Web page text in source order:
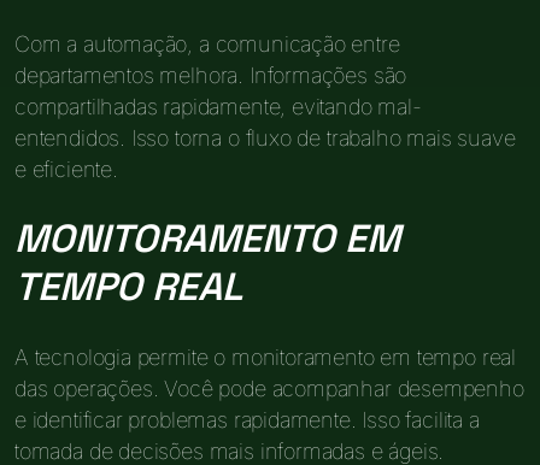
Com a automação, a comunicação entre
departamentos melhora. Informações são
compartilhadas rapidamente, evitando mal-
entendidos. Isso torna o fluxo de trabalho mais suave
e eficiente.
MONITORAMENTO EM
TEMPO REAL
A tecnologia permite o monitoramento em tempo real
das operações. Você pode acompanhar desempenho
e identificar problemas rapidamente. Isso facilita a
tomada de decisões mais informadas e ágeis.